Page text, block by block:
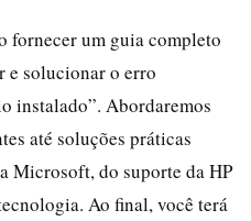
fornecer um guia completo
e solucionar o erro
instalado”. Abordaremos
até soluções práticas
Microsoft, do suporte da HP
Ao final, você terá